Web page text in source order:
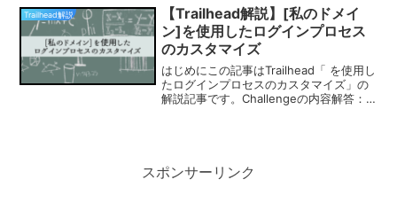
組織外にフローを追加する理由として
は、Sa...
Trailhead解説
【Trailhead解説】[私のドメイ
ン]を使用したログインプロセス
のカスタマイズ
はじめにこの記事はTrailhead「 を使用し
たログインプロセスのカスタマイズ」の
解説記事です。Challengeの内容解答：D
スポンサーリンク